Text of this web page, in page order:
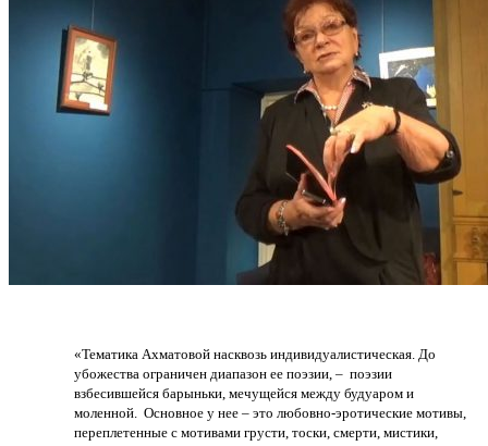
«Тематика Ахматовой насквозь индивидуалистическая. До
убожества ограничен диапазон ее поэзии, – поэзии
взбесившейся барыньки, мечущейся между будуаром и
моленной. Основное у нее – это любовно-эротические мотивы,
переплетенные с мотивами грусти, тоски, смерти, мистики,